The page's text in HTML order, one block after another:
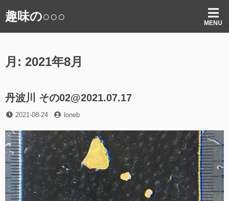
ン
ッ
趣味の○○○ MENU
月: 2021年8月
丹波川 その02@2021.07.17
投
日
2021-08-24
投
者
loneb